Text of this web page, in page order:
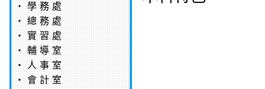
‧學務處
‧總務處
‧實習處
‧輔導室
‧人事室
‧會計室